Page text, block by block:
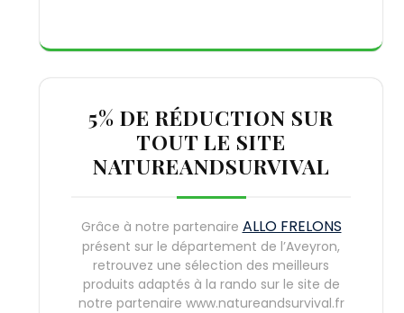
5% DE RÉDUCTION SUR
TOUT LE SITE
NATUREANDSURVIVAL
Grâce à notre partenaire ALLO FRELONS
présent sur le département de l’Aveyron,
retrouvez une sélection des meilleurs
produits adaptés à la rando sur le site de
notre partenaire www.natureandsurvival.fr